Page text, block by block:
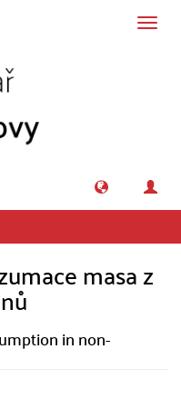
masa z
in non-